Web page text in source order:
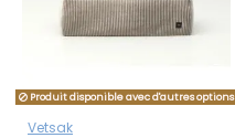
Produit disponible avec d'autres options
Vetsak